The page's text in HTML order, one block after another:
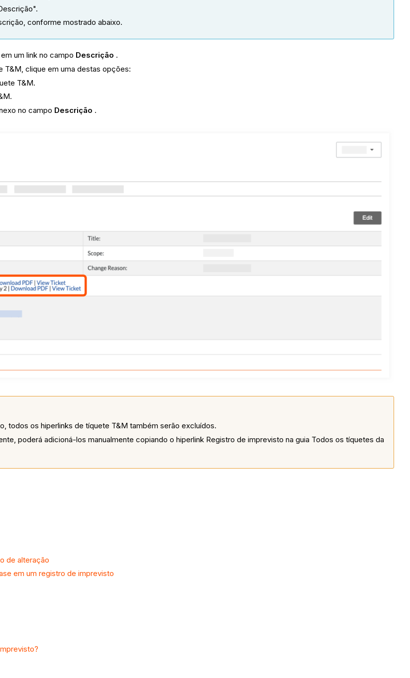
conforme mostrado abaixo.
um link no campo Descrição .
clique em uma destas opções:
T&M.
no campo Descrição .
todos os hiperlinks de tíquete T&M também serão excluídos.
poderá adicioná-los manualmente copiando o hiperlink Registro de imprevisto na guia Todos os tíquetes da
de alteração
em um registro de imprevisto